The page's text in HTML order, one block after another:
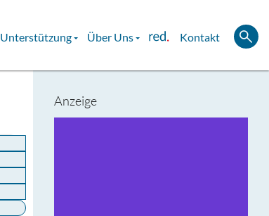
Unterstützung Über Uns Kontakt
Anzeige